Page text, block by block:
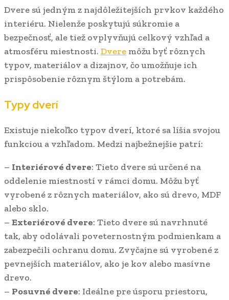
Dvere sú jedným z najdôležitejších prvkov každého
interiéru. Nielenže poskytujú súkromie a
bezpečnosť, ale tiež ovplyvňujú celkový vzhľad a
atmosféru miestnosti. Dvere môžu byť rôznych
typov, materiálov a dizajnov, čo umožňuje ich
prispôsobenie rôznym štýlom a potrebám.
Typy dverí
Existuje niekoľko typov dverí, ktoré sa líšia svojou
funkciou a vzhľadom. Medzi najbežnejšie patrí:
– Interiérové dvere: Tieto dvere sú určené na
oddelenie miestností v rámci domu. Môžu byť
vyrobené z rôznych materiálov, ako sú drevo, MDF
alebo sklo.
– Exteriérové dvere: Tieto dvere sú navrhnuté
tak, aby odolávali poveternostným podmienkam a
zabezpečili ochranu domu. Zvyčajne sú vyrobené z
pevnejších materiálov, ako je kov alebo masívne
drevo.
– Posuvné dvere: Ideálne pre úsporu priestoru,